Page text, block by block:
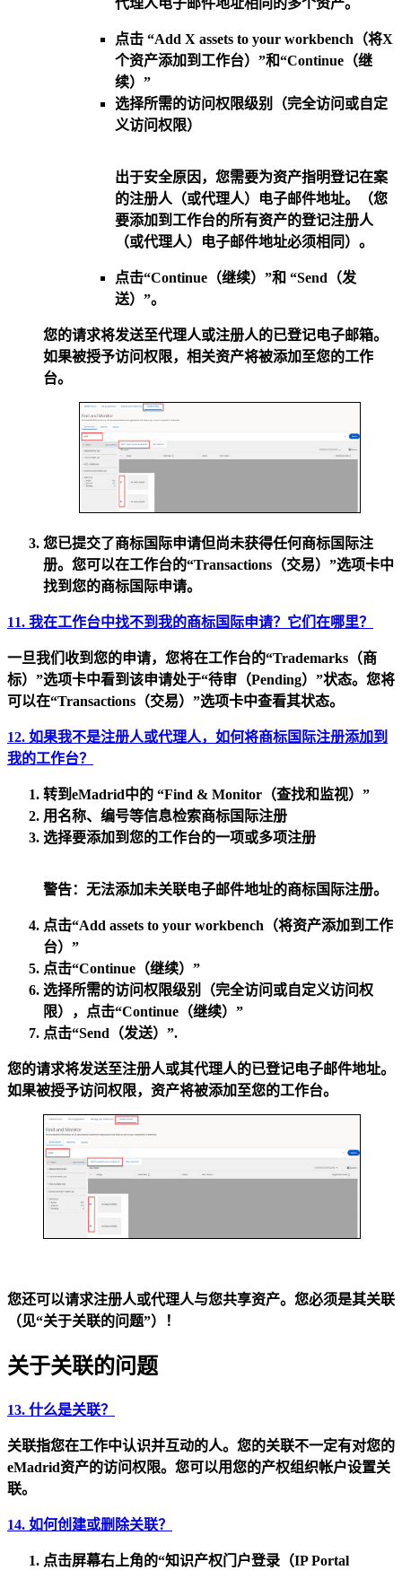
代理人电子邮件地址相同的多个资产。
点击 “Add X assets to your workbench（将X
个资产添加到工作台）”和“Continue（继
续） ”
选择所需的访问权限级别（完全访问或自定
义访问权限）
出于安全原因 ，您需要为资产指明登记在案
的注册人（或代理人）电子邮件地址。（您
要添加到工作台的所有资产的登记注册人
（或代理人）电子邮件地址必须相同）。
点击“Continue（继续）”和 “Send（发
送）”。
您的请求将发送至代理人或注册人的已登记电子邮箱。
如果被授予访问权限，相关资产将被添加至您的工作
台。
您已提交了商标国际申请但尚未获得任何商标国际注
册。您可以在工作台的“Transactions（交易）”选项卡中
找到您的商标国际申请。
11. 我在工作台中找不到我的商标国际申请？它们在哪里？
一旦我们 收到您的申请，您将在工作台的“Trademarks（商
标）”选项卡中看到该申请处于“待审（Pending）”状态。您将
可以在“Transactions（交易）”选项卡中查看其状态。
12. 如果我不是注册人或代理人，如何将商标国际注册添加到
我的工作台？
转到eMadrid中的 “Find & Monitor（查找和监视）”
用名称、编号等信息检索商标国际注册
选择要添加到您的工作台的一项或多项注册
警告： 无法添加未关联电子邮件地址的商标国际注册。
点击“Add assets to your workbench（将资产添加到工作
台）”
点击“Continue（继续）”
选择所需的访问权限级别（完全访问或自定义访问权
限），点击“Continue（继续）”
点击“Send（发送）”.
您的请求将发送至注册人或其代理人的已登记电子邮件地址。
如果被授予访问权限，资产将被添加至您的工作台。
您还可以请求注册人或代理人与您共享资产。您必须是其关联
（见“关于关联的问题”）！
关于关联的问题
13. 什么是关联？
关联指您在工作中认识并互动的人。您的关联不一定有对您的
eMadrid资产的访问权限。您可以用您的产权组织帐户设置关
联。
14. 如何创建或删除关联？
点击屏幕右上角的“知识产权门户登录（IP Portal